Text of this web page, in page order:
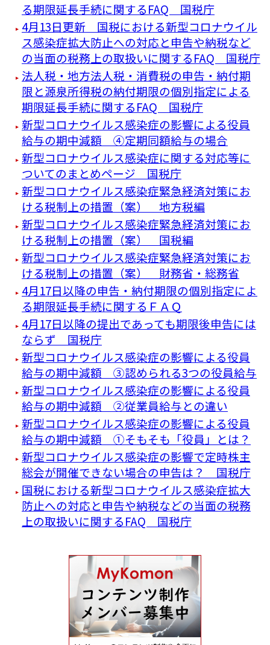
る期限延長手続に関するFAQ 国税庁
4月13日更新 国税における新型コロナウイル
ス感染症拡大防止への対応と申告や納税など
の当面の税務上の取扱いに関するFAQ 国税庁
法人税・地方法人税・消費税の申告・納付期
限と源泉所得税の納付期限の個別指定による
期限延長手続に関するFAQ 国税庁
新型コロナウイルス感染症の影響による役員
給与の期中減額 ④定期同額給与の場合
新型コロナウイルス感染症に関する対応等に
ついてのまとめページ 国税庁
新型コロナウイルス感染症緊急経済対策にお
ける税制上の措置（案） 地方税編
新型コロナウイルス感染症緊急経済対策にお
ける税制上の措置（案） 国税編
新型コロナウイルス感染症緊急経済対策にお
ける税制上の措置（案） 財務省・総務省
4月17日以降の申告・納付期限の個別指定によ
る期限延長手続に関するＦＡＱ
4月17日以降の提出であっても期限後申告には
ならず 国税庁
新型コロナウイルス感染症の影響による役員
給与の期中減額 ③認められる3つの役員給与
新型コロナウイルス感染症の影響による役員
給与の期中減額 ②従業員給与との違い
新型コロナウイルス感染症の影響による役員
給与の期中減額 ①そもそも「役員」とは？
新型コロナウイルス感染症の影響で定時株主
総会が開催できない場合の申告は？ 国税庁
国税における新型コロナウイルス感染症拡大
防止への対応と申告や納税などの当面の税務
上の取扱いに関するFAQ 国税庁